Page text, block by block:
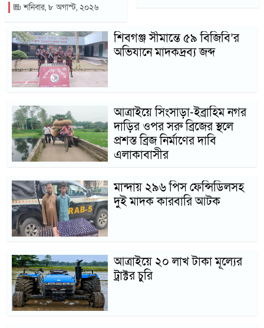
শনিবার, ৮ অগাস্ট, ২০২৬
শিবগঞ্জ সীমান্তে ৫৯ বিজিবি’র
অভিযানে মাদকদ্রব্য জব্দ
আত্রাইয়ে সিংসাড়া-ইব্রাহিম নগর
দাড়ির ওপর সরু ব্রিজের স্থলে
প্রশস্ত ব্রিজ নির্মাণের দাবি
এলাকাবাসীর
মান্দায় ২৯৬ পিস ফেন্সিডিলসহ
দুই মাদক কারবারি আটক
আত্রাইয়ে ২০ লাখ টাকা মূল্যের
ট্রাক্টর চুরি